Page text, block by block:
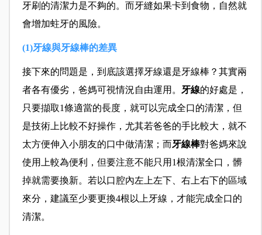
牙刷的清潔力是不夠的。而牙縫如果卡到食物，自然就
會增加蛀牙的風險。
(1)牙線與牙線棒的差異
接下來的問題是，到底該選擇牙線還是牙線棒？其實兩
者各有優劣，爸媽可視情況自由運用。 牙線的好處是，
只要擷取1條適當的長度，就可以完成全口的清潔，但
是技術上比較不好操作，尤其若爸爸的手比較大，就不
太方便伸入小朋友的口中做清潔；而牙線棒對爸媽來說
使用上較為便利，但要注意不能只用1根清潔全口，髒
掉就需要換新。若以口腔內左上左下、右上右下的區域
來分，建議至少要更換4根以上牙線，才能完成全口的
清潔。